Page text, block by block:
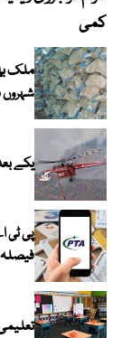
کمی
ملک
شہروں میں 20 کلو تھیلا
یکے بعد دیگرے 2 ہیلی
پی ٹی
فیصلہ
تعلیمی ادارے 24 اگست